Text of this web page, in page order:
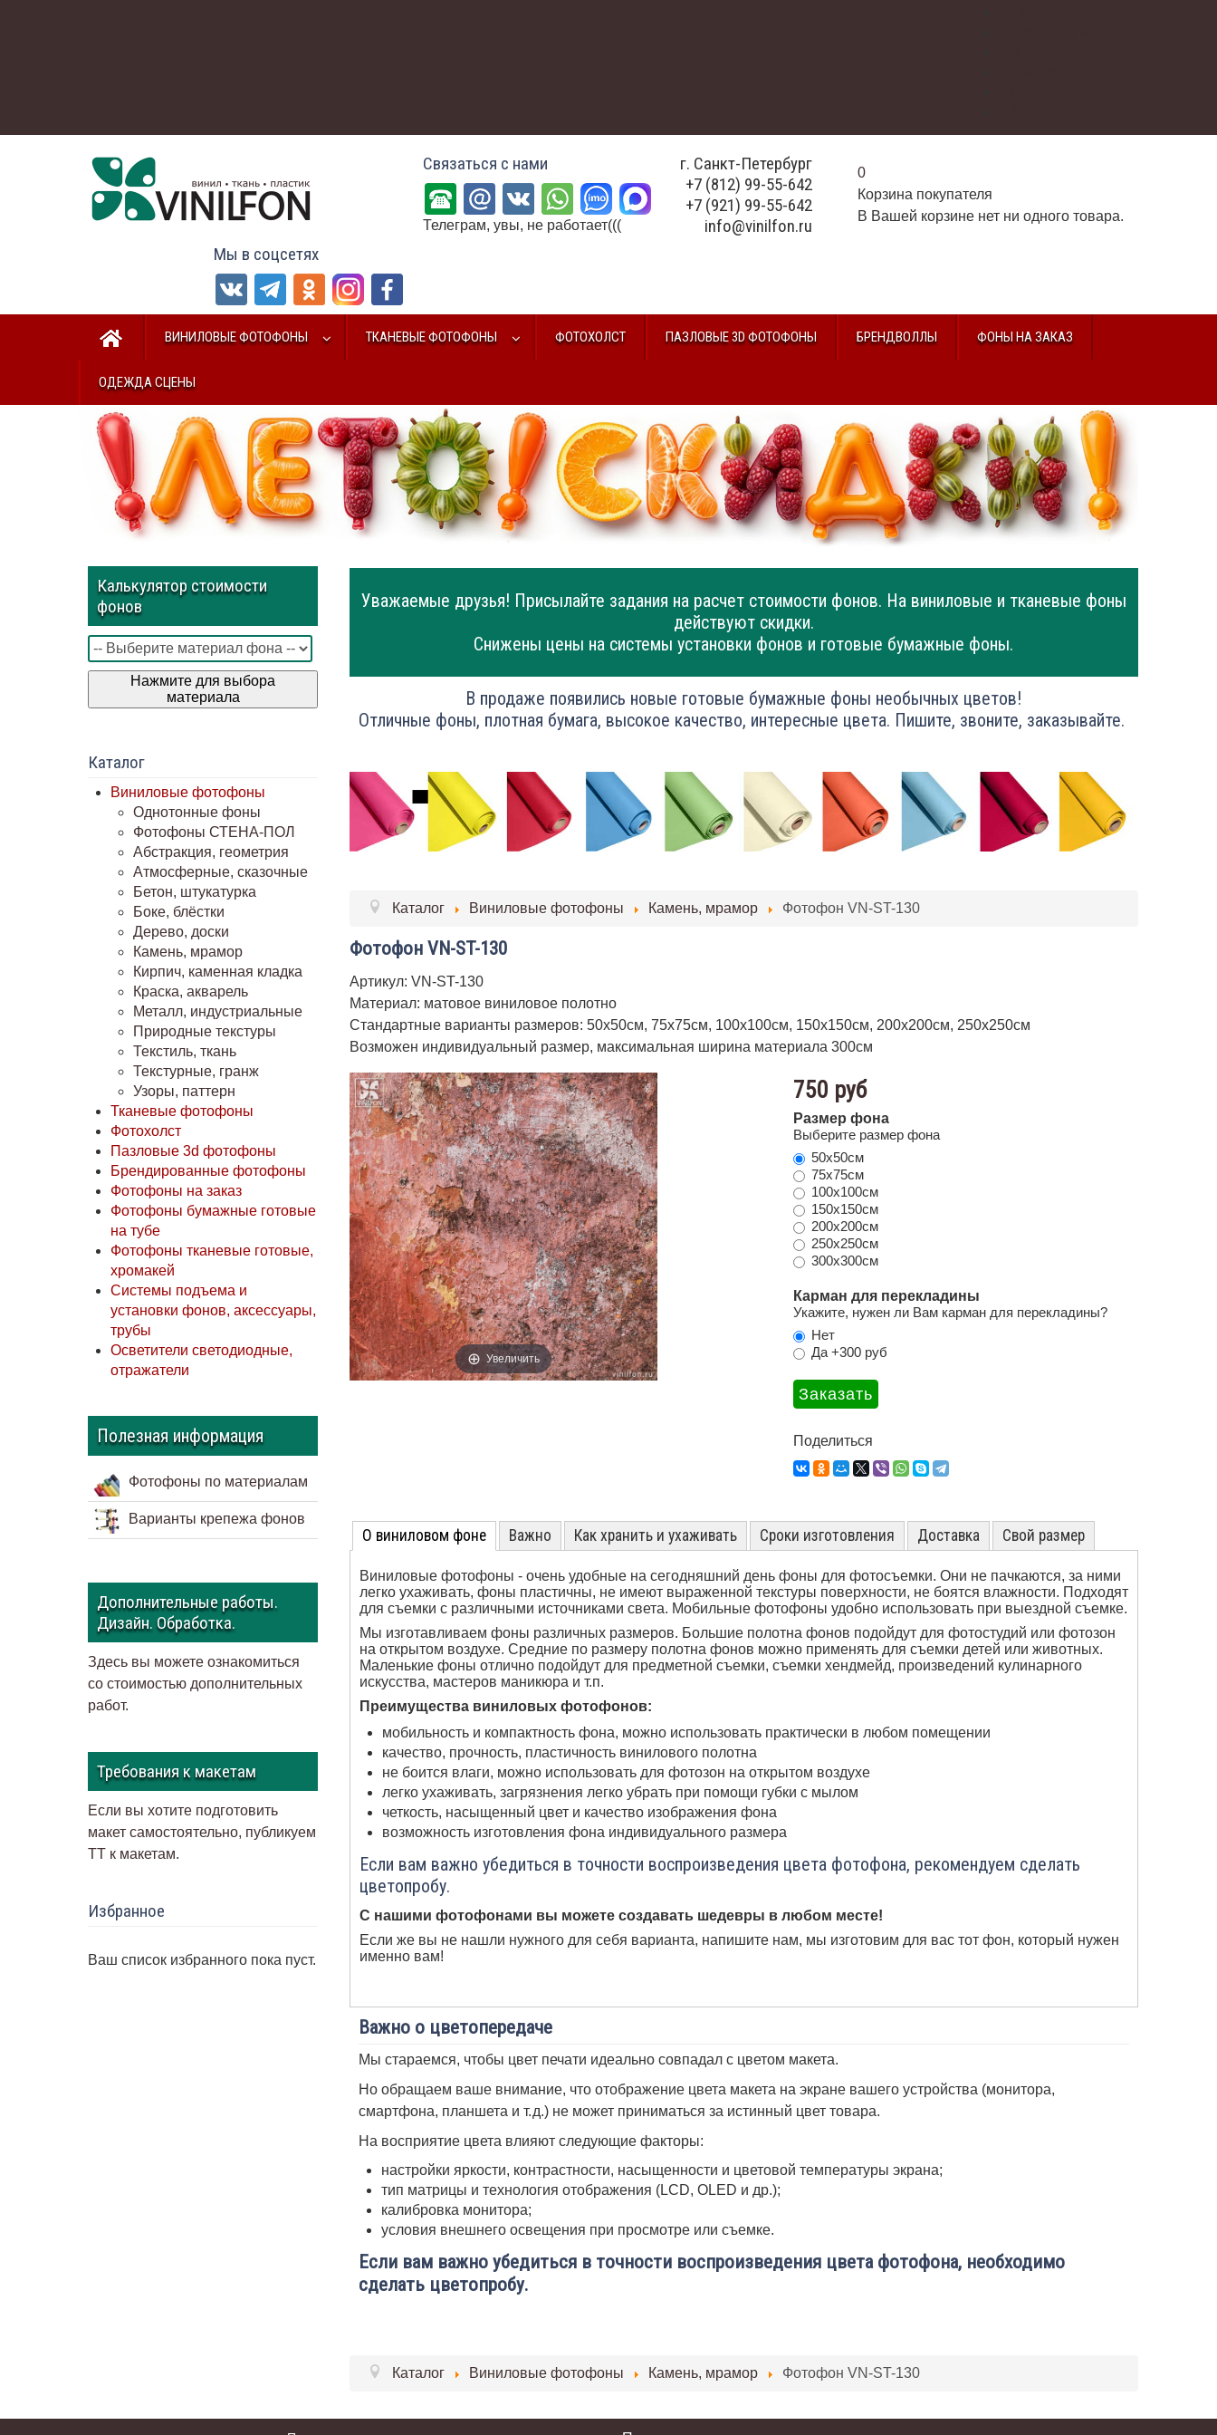
0
Корзина покупателя
В Вашей корзине нет ни одного товара.
г. Санкт-Петербург
+7 (812) 99-55-642
+7 (921) 99-55-642
info@vinilfon.ru
Связаться с нами
Телеграм, увы, не работает(((
Мы в соцсетях
ВИНИЛОВЫЕ ФОТОФОНЫ ТКАНЕВЫЕ ФОТОФОНЫ ФОТОХОЛСТ ПАЗЛОВЫЕ 3D ФОТОФОНЫ БРЕНДВОЛЛЫ ФОНЫ НА ЗАКАЗ
ОДЕЖДА СЦЕНЫ
Калькулятор стоимости
фонов
Нажмите для выбора
материала
Каталог
Виниловые фотофоны
Однотонные фоны
Фотофоны СТЕНА-ПОЛ
Абстракция, геометрия
Атмосферные, сказочные
Бетон, штукатурка
Боке, блёстки
Дерево, доски
Камень, мрамор
Кирпич, каменная кладка
Краска, акварель
Металл, индустриальные
Природные текстуры
Текстиль, ткань
Текстурные, гранж
Узоры, паттерн
Тканевые фотофоны
Фотохолст
Пазловые 3d фотофоны
Брендированные фотофоны
Фотофоны на заказ
Фотофоны бумажные готовые
на тубе
Фотофоны тканевые готовые,
хромакей
Системы подъема и
установки фонов, аксессуары,
трубы
Осветители светодиодные,
отражатели
Полезная информация
Фотофоны по материалам
Варианты крепежа фонов
Дополнительные работы.
Дизайн. Обработка.
Здесь вы можете ознакомиться
со стоимостью дополнительных
работ.
Требования к макетам
Если вы хотите подготовить
макет самостоятельно, публикуем
ТТ к макетам.
Избранное
Ваш список избранного пока пуст.
Уважаемые друзья! Присылайте задания на расчет стоимости фонов. На виниловые и тканевые фоны
действуют скидки.
Снижены цены на системы установки фонов и готовые бумажные фоны.
В продаже появились новые готовые бумажные фоны необычных цветов!
Отличные фоны, плотная бумага, высокое качество, интересные цвета. Пишите, звоните, заказывайте.
Каталог Виниловые фотофоны Камень, мрамор Фотофон VN-ST-130
Фотофон VN-ST-130
Артикул: VN-ST-130
Материал: матовое виниловое полотно
Стандартные варианты размеров: 50х50см, 75х75см, 100х100см, 150х150см, 200х200см, 250х250см
Возможен индивидуальный размер, максимальная ширина материала 300см
Увеличить
750 руб
Размер фона
Выберите размер фона
50х50см
75х75см
100х100см
150х150см
200х200см
250х250см
300х300см
Карман для перекладины
Укажите, нужен ли Вам карман для перекладины?
Нет
Да +300 руб
Поделиться
О виниловом фоне Важно Как хранить и ухаживать Сроки изготовления Доставка Свой размер
Виниловые фотофоны - очень удобные на сегодняшний день фоны для фотосъемки. Они не пачкаются, за ними
легко ухаживать, фоны пластичны, не имеют выраженной текстуры поверхности, не боятся влажности. Подходят
для съемки с различными источниками света. Мобильные фотофоны удобно использовать при выездной съемке.
Мы изготавливаем фоны различных размеров. Большие полотна фонов подойдут для фотостудий или фотозон
на открытом воздухе. Средние по размеру полотна фонов можно применять для съемки детей или животных.
Маленькие фоны отлично подойдут для предметной съемки, съемки хендмейд, произведений кулинарного
искусства, мастеров маникюра и т.п.
Преимущества виниловых фотофонов:
мобильность и компактность фона, можно использовать практически в любом помещении
качество, прочность, пластичность винилового полотна
не боится влаги, можно использовать для фотозон на открытом воздухе
легко ухаживать, загрязнения легко убрать при помощи губки с мылом
четкость, насыщенный цвет и качество изображения фона
возможность изготовления фона индивидуального размера
Если вам важно убедиться в точности воспроизведения цвета фотофона, рекомендуем сделать
цветопробу.
С нашими фотофонами вы можете создавать шедевры в любом месте!
Если же вы не нашли нужного для себя варианта, напишите нам, мы изготовим для вас тот фон, который нужен
именно вам!
Важно о цветопередаче
Мы стараемся, чтобы цвет печати идеально совпадал с цветом макета.
Но обращаем ваше внимание, что отображение цвета макета на экране вашего устройства (монитора,
смартфона, планшета и т. д.) не может приниматься за истинный цвет товара.
На восприятие цвета влияют следующие факторы:
настройки яркости, контрастности, насыщенности и цветовой температуры экрана;
тип матрицы и технология отображения (LCD, OLED и др.);
калибровка монитора;
условия внешнего освещения при просмотре или съемке.
Если вам важно убедиться в точности воспроизведения цвета фотофона, необходимо
сделать цветопробу.
Каталог Виниловые фотофоны Камень, мрамор Фотофон VN-ST-130